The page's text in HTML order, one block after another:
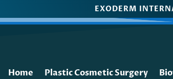
EXODERM
Home Plastic Cosmetic Surgery